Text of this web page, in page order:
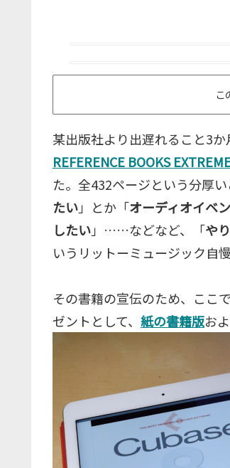
こ
某出版社より出遅れること3
REFERENCE BOOKS
た。全432ページという分厚
たい」とか「オーディオイベ
したい」……などなど、「や
いうリットーミュージック自
その書籍の宣伝のため、ここ
ゼントとして、 紙の書籍版お